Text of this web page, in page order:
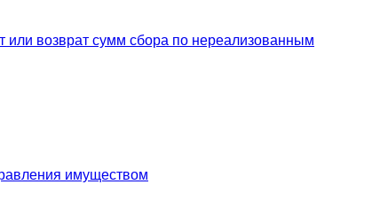
возврат сумм сбора по нереализованным
имуществом